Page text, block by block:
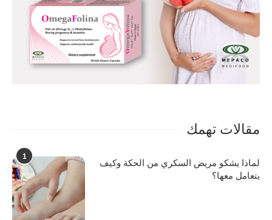
مقالات تهمك
1
لماذا يشكو مريض السكري من الحكة وكيف
يتعامل معها؟